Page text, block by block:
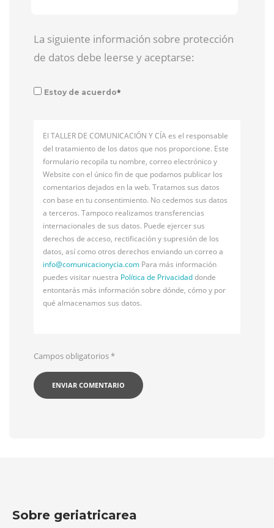
La siguiente información sobre protección
de datos debe leerse y aceptarse:
Estoy de acuerdo*
El TALLER DE COMUNICACIÓN Y CÍA es el responsable
del tratamiento de los datos que nos proporcione. Este
formulario recopila tu nombre, correo electrónico y
Website con el único fin de que podamos publicar los
comentarios dejados en la web. Tratamos sus datos
con base en tu consentimiento. No cedemos sus datos
a terceros. Tampoco realizamos transferencias
internacionales de sus datos. Puede ejercer sus
derechos de acceso, rectificación y supresión de los
datos, así como otros derechos enviando un correo a
info@comunicacionycia.com Para más información
puedes visitar nuestra Política de Privacidaddonde
entontarás más información sobre dónde, cómo y por
qué almacenamos sus datos.
Campos obligatorios*
Sobre geriatricarea